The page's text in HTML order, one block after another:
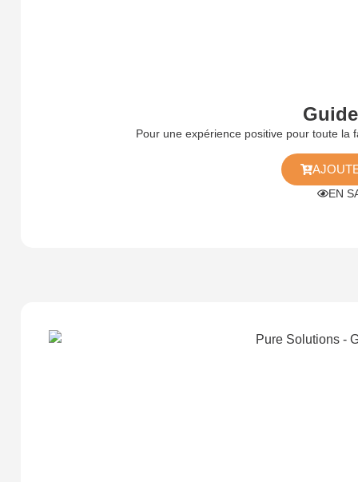
Pour une expérience positive pour toute la
EN